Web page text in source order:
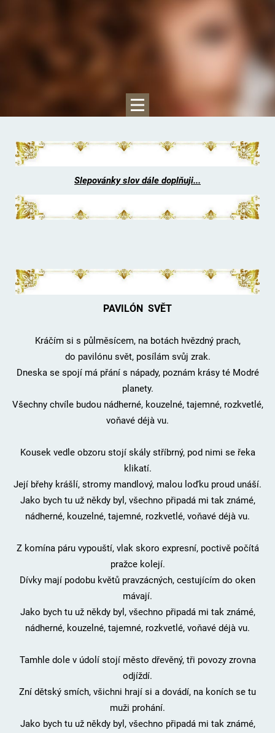
Slepovánky slov dále doplňuji...
PAVILÓN SVĚT
Kráčím si s půlměsícem, na botách hvězdný prach,
do pavilónu svět, posílám svůj zrak.
Dneska se spojí má přání s nápady, poznám krásy té Modré
planety.
Všechny chvíle budou nádherné, kouzelné, tajemné, rozkvetlé,
voňavé déjà vu.
Kousek vedle obzoru stojí skály stříbrný, pod nimi se řeka
klikatí.
Její břehy krášlí, stromy mandlový, malou loďku proud unáší.
Jako bych tu už někdy byl, všechno připadá mi tak známé,
nádherné, kouzelné, tajemné, rozkvetlé, voňavé déjà vu.
Z komína páru vypouští, vlak skoro expresní, poctivě počítá
pražce kolejí.
Dívky mají podobu květů pravzácných, cestujícím do oken
mávají.
Jako bych tu už někdy byl, všechno připadá mi tak známé,
nádherné, kouzelné, tajemné, rozkvetlé, voňavé déjà vu.
Tamhle dole v údolí stojí město dřevěný, tři povozy zrovna
odjíždí.
Zní dětský smích, všichni hrají si a dovádí, na koních se tu
muži prohání.
Jako bych tu už někdy byl, všechno připadá mi tak známé,